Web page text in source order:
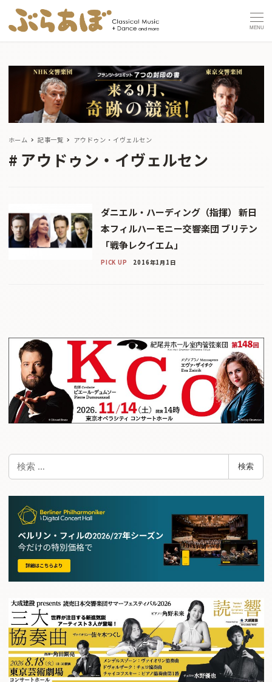
MENU
ホーム 記事一覧 アウドゥン・イヴェルセン
アウドゥン・イヴェルセン
ダニエル・ハーディング（指揮） 新日
本フィルハーモニー交響楽団 ブリテン
「戦争レクイエム」
PICK UP 2016年1月1日
検
検索